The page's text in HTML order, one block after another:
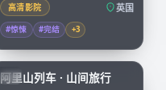
高清影院 英国
#惊悚 #完结 +3
TW
阿里山列车 · 山间旅行